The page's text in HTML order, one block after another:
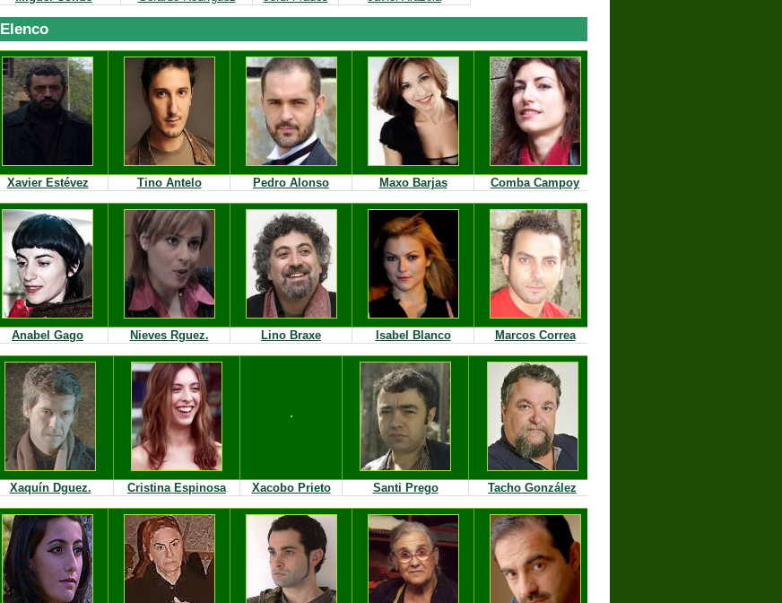
Elenco
Xavier Estévez Tino Antelo Pedro Alonso Maxo Barjas Comba Campoy
Anabel Gago Nieves Rguez. Lino Braxe Isabel Blanco Marcos Correa
Xaquín Dguez. Cristina Espinosa Xacobo Prieto Santi Prego Tacho González